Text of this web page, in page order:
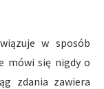
w sposób
mówi się nigdy o
zdania zawiera